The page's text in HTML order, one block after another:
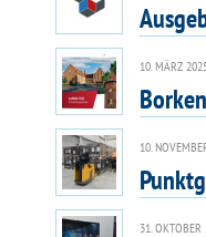
10. MÄRZ
10.
31. OKTOBER